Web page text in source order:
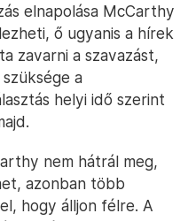
elnapolása McCarthy
ő ugyanis a hírek
zavarni a szavazást,
a
helyi idő szerint
nem hátrál meg,
azonban több
hogy álljon félre. A